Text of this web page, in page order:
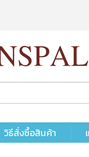
วิธีสั่งซื้อสินค้า